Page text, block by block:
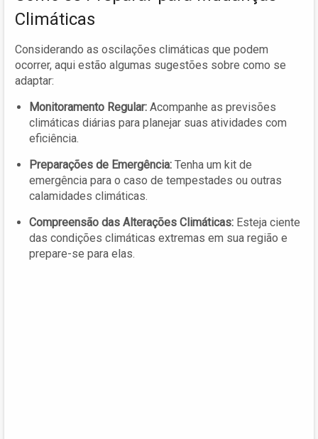
Climáticas
Considerando as oscilações climáticas que podem
ocorrer, aqui estão algumas sugestões sobre como se
adaptar:
Monitoramento Regular: Acompanhe as previsões
climáticas diárias para planejar suas atividades com
eficiência.
Preparações de Emergência: Tenha um kit de
emergência para o caso de tempestades ou outras
calamidades climáticas.
Compreensão das Alterações Climáticas: Esteja ciente
das condições climáticas extremas em sua região e
prepare-se para elas.